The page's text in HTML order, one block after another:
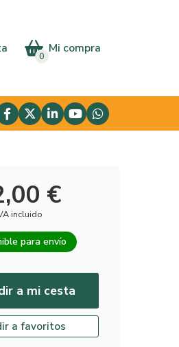
Mi compra
0
€
incluido
para envío
a mi cesta
a favoritos